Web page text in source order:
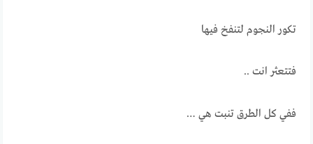
تكور النجوم لتنفخ فيها
فتتعثر انت ..
ففي كل الطرق تنبت هي …